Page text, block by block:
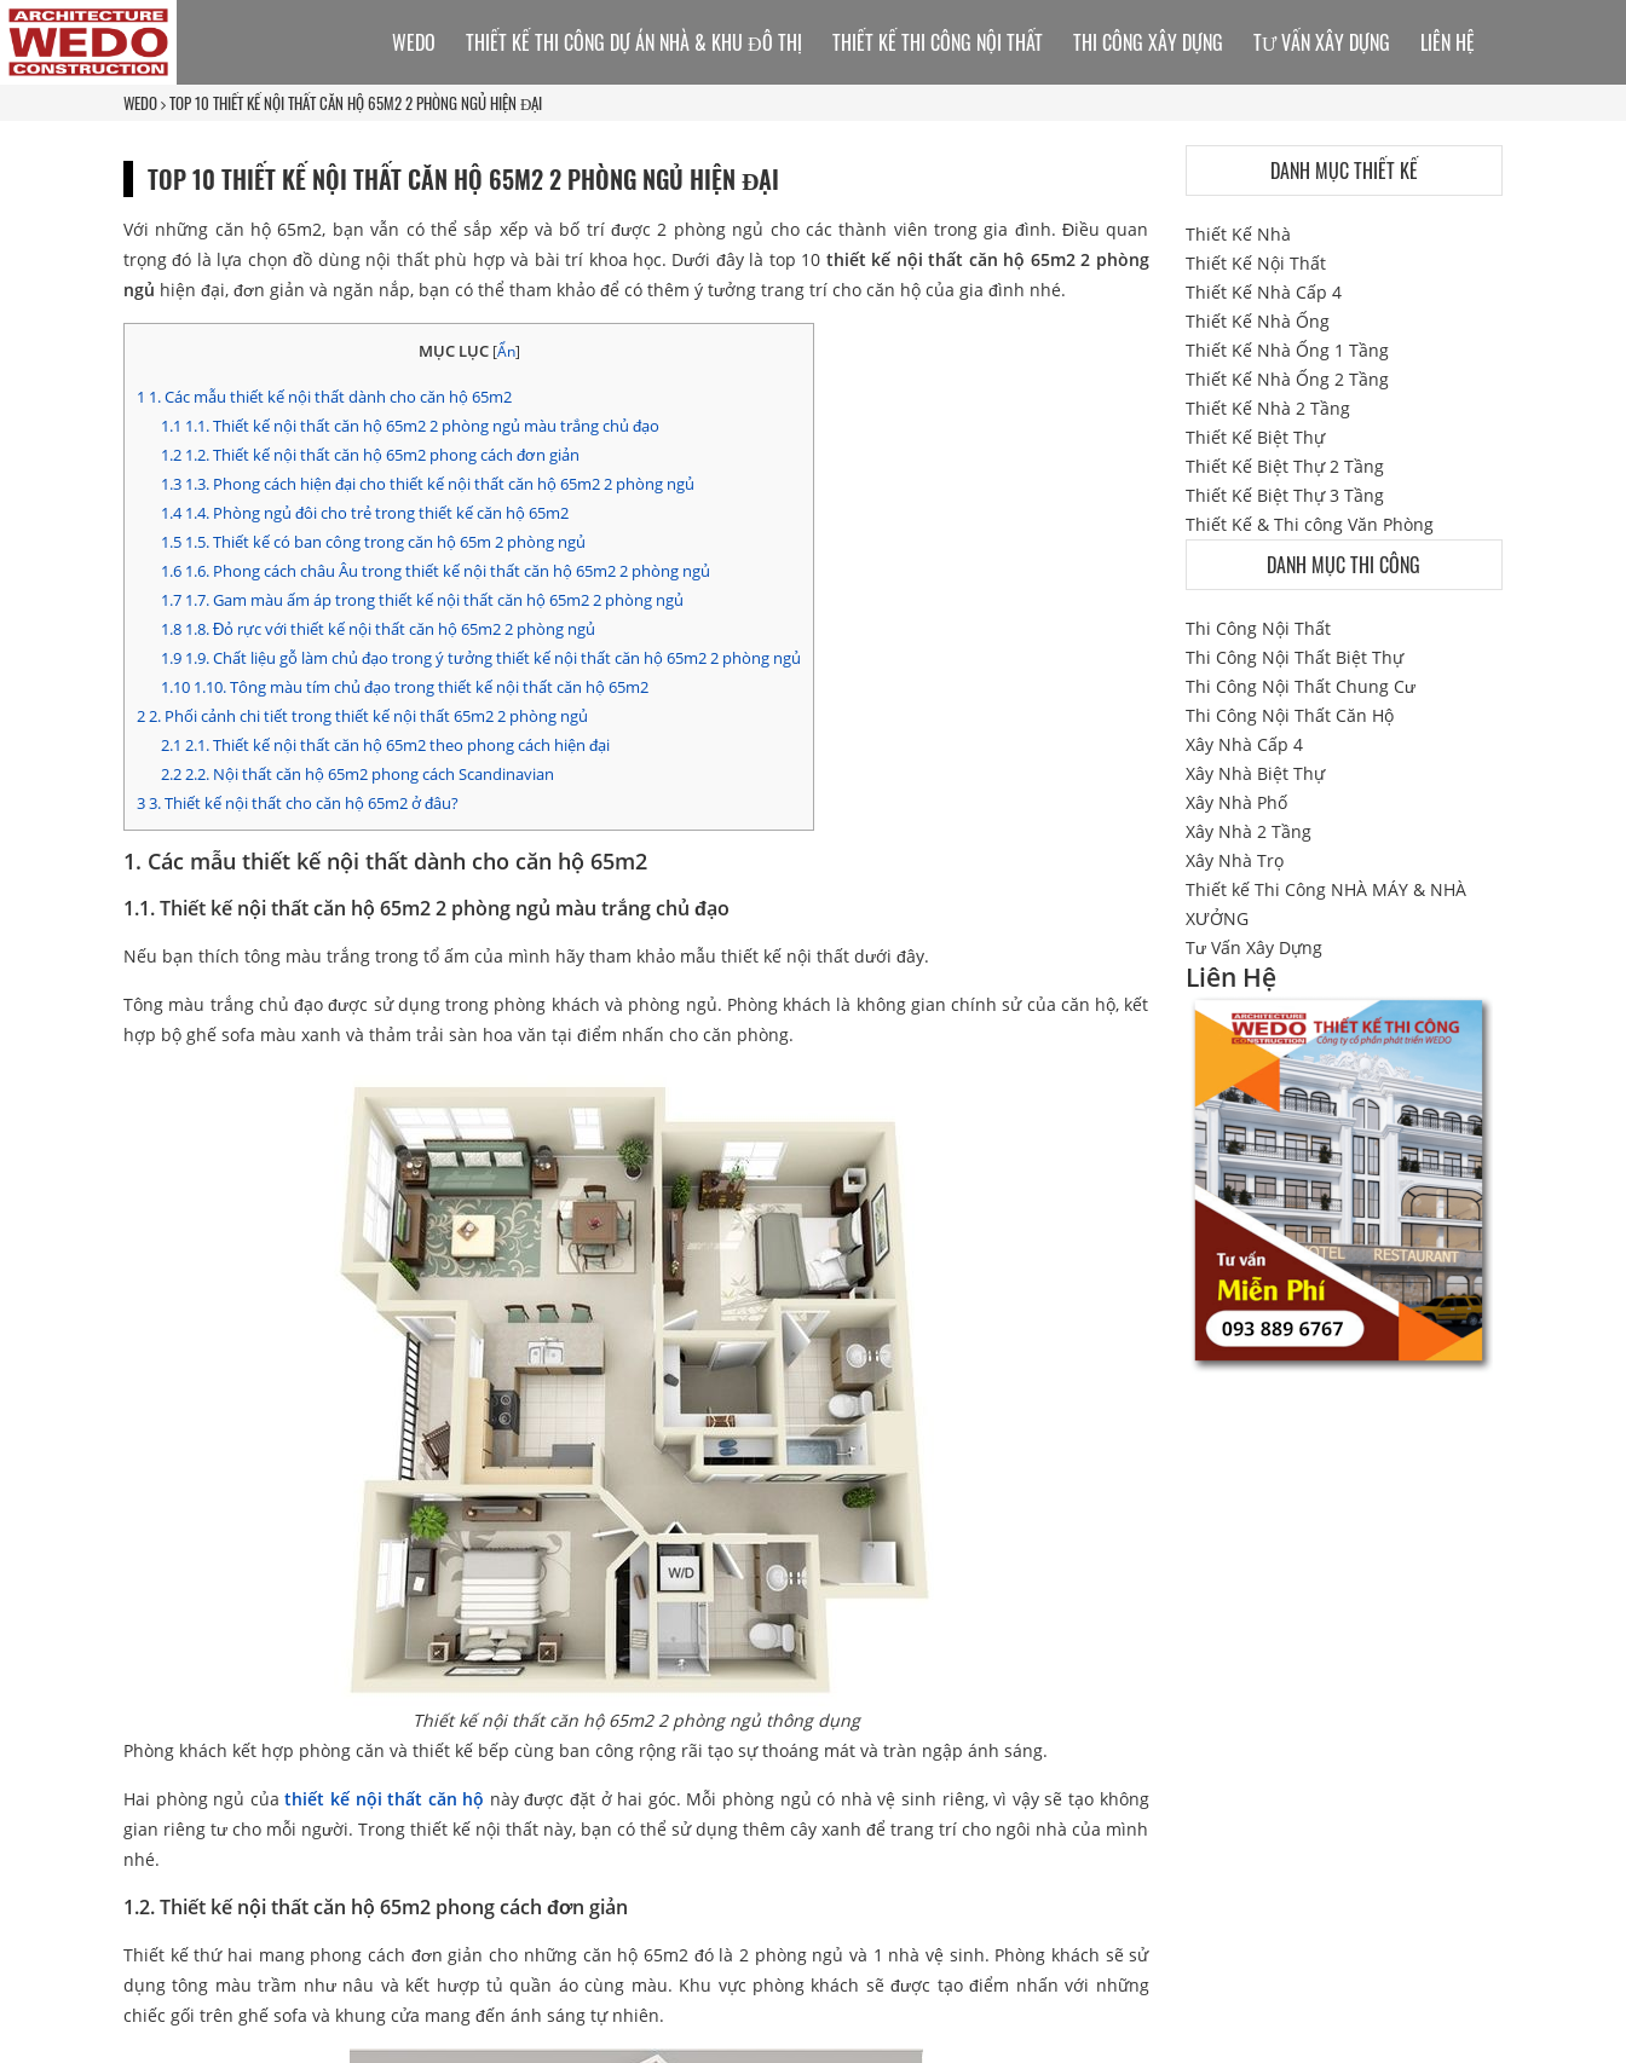
WEDO TOP 10 THIẾT KẾ NỘI THẤT CĂN HỘ 65M2 2 PHÒNG NGỦ HIỆN ĐẠI
TOP 10 THIẾT KẾ NỘI THẤT CĂN HỘ 65M2 2 PHÒNG NGỦ HIỆN ĐẠI
Với những căn hộ 65m2, bạn vẫn có thể sắp xếp và bố trí được 2 phòng ngủ cho các thành viên trong gia đình. Điều quan
trọng đó là lựa chọn đồ dùng nội thất phù hợp và bài trí khoa học. Dưới đây là top 10 thiết kế nội thất căn hộ 65m2 2 phòng
ngủ hiện đại, đơn giản và ngăn nắp, bạn có thể tham khảo để có thêm ý tưởng trang trí cho căn hộ của gia đình nhé.
MỤC LỤC [Ẩn]
1 1. Các mẫu thiết kế nội thất dành cho căn hộ 65m2
1.1 1.1. Thiết kế nội thất căn hộ 65m2 2 phòng ngủ màu trắng chủ đạo
1.21.2. Thiết kế nội thất căn hộ 65m2 phong cách đơn giản
1.31.3. Phong cách hiện đại cho thiết kế nội thất căn hộ 65m2 2 phòng ngủ
1.41.4. Phòng ngủ đôi cho trẻ trong thiết kế căn hộ 65m2
1.51.5. Thiết kế có ban công trong căn hộ 65m 2 phòng ngủ
1.61.6. Phong cách châu Âu trong thiết kế nội thất căn hộ 65m2 2 phòng ngủ
1.71.7. Gam màu ấm áp trong thiết kế nội thất căn hộ 65m2 2 phòng ngủ
1.81.8. Đỏ rực với thiết kế nội thất căn hộ 65m2 2 phòng ngủ
1.91.9. Chất liệu gỗ làm chủ đạo trong ý tưởng thiết kế nội thất căn hộ 65m2 2 phòng ngủ
1.101.10. Tông màu tím chủ đạo trong thiết kế nội thất căn hộ 65m2
22. Phối cảnh chi tiết trong thiết kế nội thất 65m2 2 phòng ngủ
2.1 2.1. Thiết kế nội thất căn hộ 65m2 theo phong cách hiện đại
2.22.2. Nội thất căn hộ 65m2 phong cách Scandinavian
33. Thiết kế nội thất cho căn hộ 65m2 ở đâu?
1. Các mẫu thiết kế nội thất dành cho căn hộ 65m2
1.1.Thiết kế nội thất căn hộ 65m2 2 phòng ngủ màu trắng chủ đạo
Nếu bạn thích tông màu trắng trong tổ ấm của mình hãy tham khảo mẫu thiết kế nội thất dưới đây.
Tông màu trắng chủ đạo được sử dụng trong phòng khách và phòng ngủ. Phòng khách là không gian chính sử của căn hộ, kết
hợp bộ ghế sofa màu xanh và thảm trải sàn hoa văn tại điểm nhấn cho căn phòng.
Thiết kế nội thất căn hộ 65m2 2 phòng ngủ thông dụng
Phòng khách kết hợp phòng căn và thiết kế bếp cùng ban công rộng rãi tạo sự thoáng mát và tràn ngập ánh sáng.
Hai phòng ngủ củathiết kế nội thất căn hộ này được đặt ở hai góc. Mỗi phòng ngủ có nhà vệ sinh riêng, vì vậy sẽ tạo không
gian riêng tư cho mỗi người. Trong thiết kế nội thất này, bạn có thể sử dụng thêm cây xanh để trang trí cho ngôi nhà của mình
nhé.
1.2.Thiết kế nội thất căn hộ 65m2 phong cách đơn giản
Thiết kế thứ hai mang phong cách đơn giản cho những căn hộ 65m2 đó là 2 phòng ngủ và 1 nhà vệ sinh. Phòng khách sẽ sử
dụng tông màu trầm như nâu và kết hượp tủ quần áo cùng màu. Khu vực phòng khách sẽ được tạo điểm nhấn với những
chiếc gối trên ghế sofa và khung cửa mang đến ánh sáng tự nhiên.
WEDO THIẾT KẾ THI CÔNG DỰ ÁN NHÀ & KHU ĐÔ THỊ THIẾT KẾ THI CÔNG NỘI THẤT THI CÔNG XÂY DỰNG TƯ VẤN XÂY DỰNG LIÊN HỆ
DANH MỤC THIẾT KẾ
Thiết Kế Nhà
Thiết Kế Nội Thất
Thiết Kế Nhà Cấp 4
Thiết Kế Nhà Ống
Thiết Kế Nhà Ống 1 Tầng
Thiết Kế Nhà Ống 2 Tầng
Thiết Kế Nhà 2 Tầng
Thiết Kế Biệt Thự
Thiết Kế Biệt Thự 2 Tầng
Thiết Kế Biệt Thự 3 Tầng
Thiết Kế & Thi công Văn Phòng
DANH MỤC THI CÔNG
Thi Công Nội Thất
Thi Công Nội Thất Biệt Thự
Thi Công Nội Thất Chung Cư
Thi Công Nội Thất Căn Hộ
Xây Nhà Cấp 4
Xây Nhà Biệt Thự
Xây Nhà Phố
Xây Nhà 2 Tầng
Xây Nhà Trọ
Thiết kế Thi Công NHÀ MÁY & NHÀ
XƯỞNG
Tư Vấn Xây Dựng
Liên Hệ